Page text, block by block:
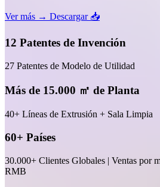
Ver más → Descargar 📥
12 Patentes de Invención
27 Patentes de Modelo de Utilidad
Más de 15.000 ㎡ de Planta
40+ Líneas de Extrusión + Sala Limpia
60+ Países
30.000+ Clientes Globales | Ventas por
RMB